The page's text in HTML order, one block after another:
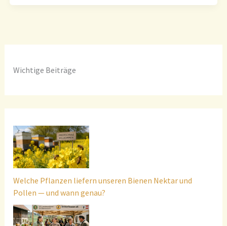
Wichtige Beiträge
Welche Pflanzen liefern unseren Bienen Nektar und
Pollen — und wann genau?